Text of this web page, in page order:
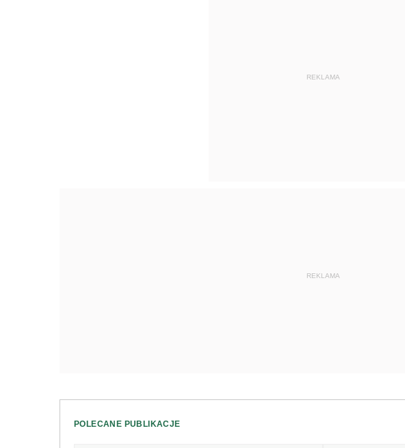
REKLAMA
REKLAMA
POLECANE PUBLIKACJE